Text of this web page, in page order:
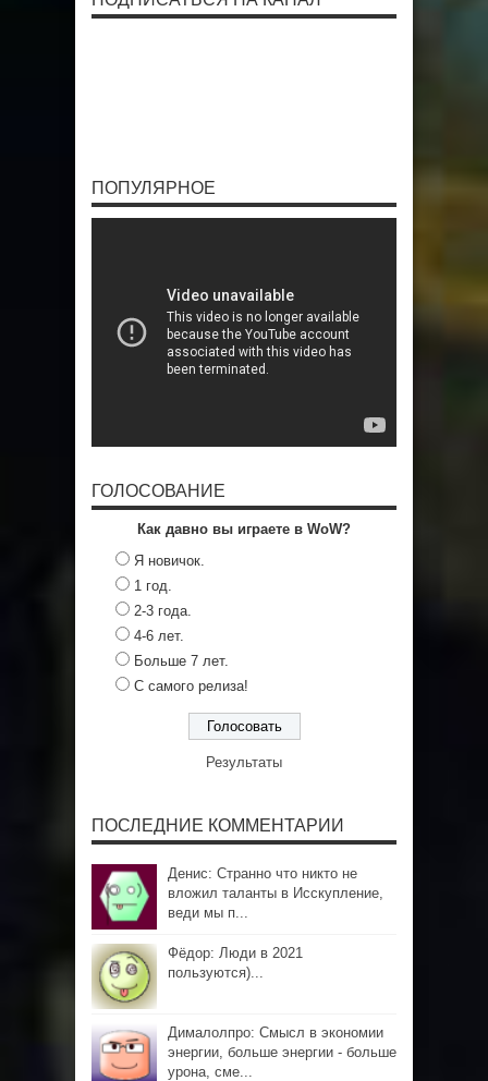
ПОПУЛЯРНОЕ
ГОЛОСОВАНИЕ
Как давно вы играете в WoW?
Я новичок.
1 год.
2-3 года.
4-6 лет.
Больше 7 лет.
С самого релиза!
Результаты
ПОСЛЕДНИЕ КОММЕНТАРИИ
Денис: Странно что никто не
вложил таланты в Исскупление,
веди мы п...
Фёдор: Люди в 2021
пользуются)...
Дималолпро: Смысл в экономии
энергии, больше энергии - больше
урона, сме...